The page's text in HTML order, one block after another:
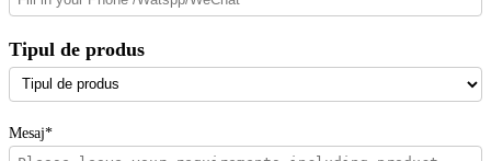
Tipul de produs
Mesaj*